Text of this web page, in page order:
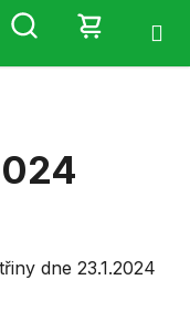
Hledat
KOŠÍK
dne 23.1.2024